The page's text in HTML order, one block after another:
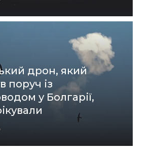
дрон, який
поруч із
у Болгарії,